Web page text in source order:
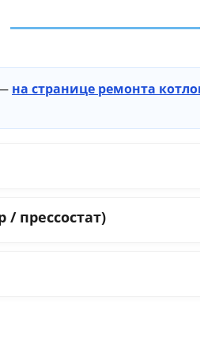
на странице ремонта
прессостат)